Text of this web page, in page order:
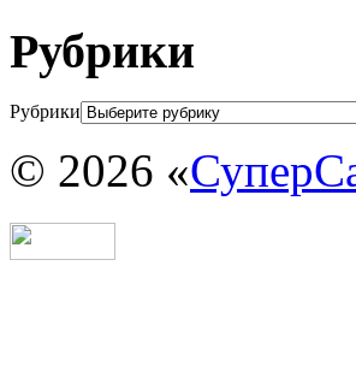
Рубрики
Рубрики
© 2026 «